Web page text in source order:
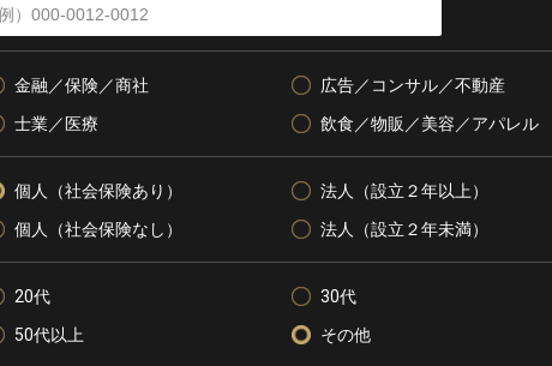
金融／保険／商社 広告／コンサル／不動産
士業／医療
飲食／物販／美容／アパレル
個人（社会保険あり） 法人（設立２年以上）
個人（社会保険なし）
法人（設立２年未満）
20代 30代
50代以上
その他